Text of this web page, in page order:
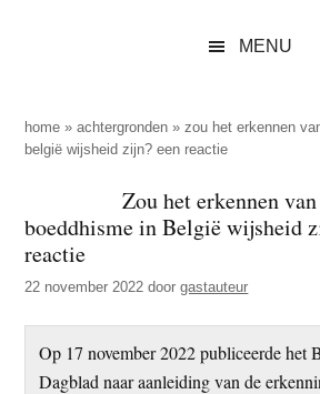
p
d
z
e
s
i
i
n
n
d
e
z
MENU
home »achtergronden »zou het erkennen
belgië wijsheid zijn? een reactie
Zou het erkennen
boeddhisme in België wijsheid
reactie
22 november 2022 doorgastauteur
Op 17 november 2022 publiceerde het
Dagblad naar aanleiding van de